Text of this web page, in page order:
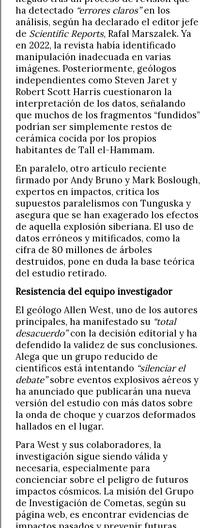
ha detectado “errores claros”en los
análisis, según ha declarado el editor jefe
de Scientific Reports, Rafal Marszalek. Ya
en 2022, la revista había identificado
manipulación inadecuada en varias
imágenes. Posteriormente, geólogos
independientes como Steven Jaret y
Robert Scott Harris cuestionaron la
interpretación de los datos, señalando
que muchos de los fragmentos “fundidos”
podrían ser simplemente restos de
cerámica cocida por los propios
habitantes de Tall el-Hammam.
En paralelo, otro artículo reciente
firmado por Andy Bruno y Mark Boslough,
expertos en impactos, critica los
supuestos paralelismos con Tunguska y
asegura que se han exagerado los efectos
de aquella explosión siberiana. El uso de
datos erróneos y mitificados, como la
cifra de 80 millones de árboles
destruidos, pone en duda la base teórica
del estudio retirado.
Resistencia del equipo investigador
El geólogo Allen West, uno de los autores
principales, ha manifestado su “total
desacuerdo”con la decisión editorial y ha
defendido la validez de sus conclusiones.
Alega que un grupo reducido de
científicos está intentando “silenciar el
debate”sobre eventos explosivos aéreos y
ha anunciado que publicarán una nueva
versión del estudio con más datos sobre
la onda de choque y cuarzos deformados
hallados en el lugar.
Para West y sus colaboradores, la
investigación sigue siendo válida y
necesaria, especialmente para
concienciar sobre el peligro de futuros
impactos cósmicos. La misión del Grupo
de Investigación de Cometas, según su
página web, es encontrar evidencias de